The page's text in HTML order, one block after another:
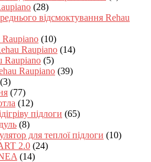
(28)
відсмоктування Rehau
Raupiano (10)
Raupiano (14)
Raupiano (5)
Raupiano (39)
(3)
(77)
(12)
підлоги (65)
(8)
для теплої підлоги (10)
2.0 (24)
(14)